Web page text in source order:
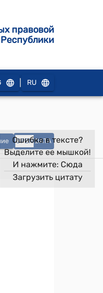
правовой
RU
OPEN DATA
Ошибка в тексте?
Выделите ее мышкой!
И нажмите: Сюда
Загрузить цитату